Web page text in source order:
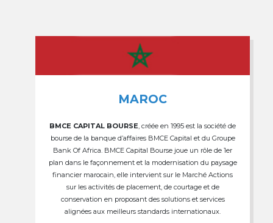
MAROC
BMCE CAPITAL BOURSE , créée en 1995 est la société de
bourse de la banque d’affaires BMCE Capital et du Groupe
Bank Of Africa. BMCE Capital Bourse joue un rôle de 1er
plan dans le façonnement et la modernisation du paysage
financier marocain, elle intervient sur le Marché Actions
sur les activités de placement, de courtage et de
conservation en proposant des solutions et services
alignées aux meilleurs standards internationaux.